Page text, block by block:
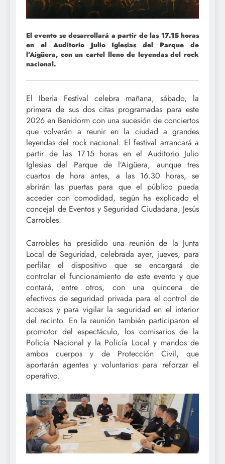
El evento se desarrollará a partir de las 17.15 horas
en el Auditorio Julio Iglesias del Parque de
l’Aigüera, con un cartel lleno de leyendas del rock
nacional.
El Iberia Festival celebra mañana, sábado, la
primera de sus dos citas programadas para este
2026 en Benidorm con una sucesión de conciertos
que volverán a reunir en la ciudad a grandes
leyendas del rock nacional. El festival arrancará a
partir de las 17.15 horas en el Auditorio Julio
Iglesias del Parque de l’Aigüera, aunque tres
cuartos de hora antes, a las 16.30 horas, se
abrirán las puertas para que el público pueda
acceder con comodidad, según ha explicado el
concejal de Eventos y Seguridad Ciudadana, Jesús
Carrobles.
Carrobles ha presidido una reunión de la Junta
Local de Seguridad, celebrada ayer, jueves, para
perfilar el dispositivo que se encargará de
controlar el funcionamiento de este evento y que
contará, entre otros, con una quincena de
efectivos de seguridad privada para el control de
accesos y para vigilar la seguridad en el interior
del recinto. En la reunión también participaron el
promotor del espectáculo, los comisarios de la
Policía Nacional y la Policía Local y mandos de
ambos cuerpos y de Protección Civil, que
aportarán agentes y voluntarios para reforzar el
operativo.